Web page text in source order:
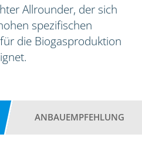
Allrounder, der sich
spezifischen
die Biogasproduktion
ANBAUEMPFEHLUNG